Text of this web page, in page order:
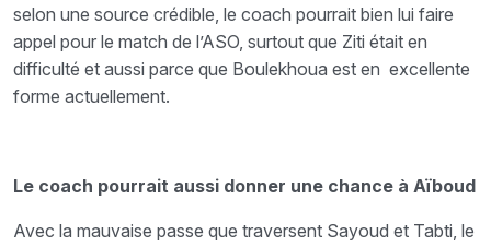
selon une source crédible, le coach pourrait bien lui faire
appel pour le match de l’ASO, surtout que Ziti était en
difficulté et aussi parce que Boulekhoua est en excellente
forme actuellement.
Le coach pourrait aussi donner une chance à Aïboud
Avec la mauvaise passe que traversent Sayoud et Tabti, le